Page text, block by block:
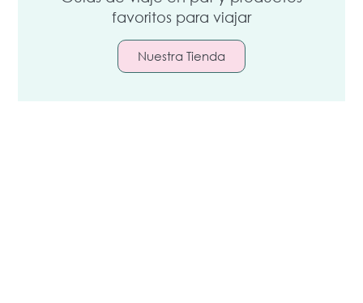
favoritos para viajar
Nuestra Tienda